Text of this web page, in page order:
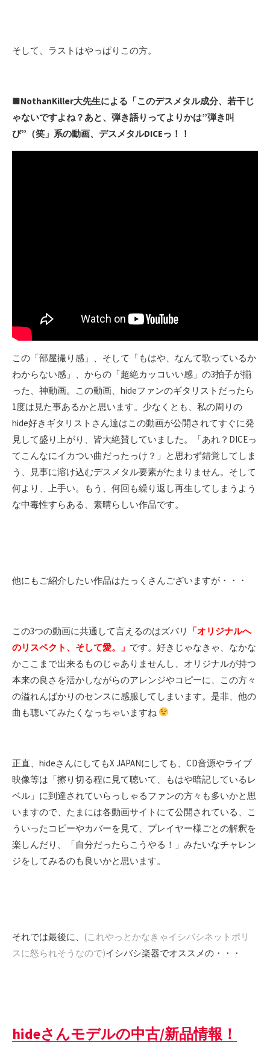
そして、ラストはやっぱりこの方。
■NothanKiller大先生による「このデスメタル成分、若干じ
ゃないですよね？あと、弾き語りってよりかは”弾き叫
び”（笑」系の動画、デスメタルDICEっ！！
この「部屋撮り感」、そして「もはや、なんて歌っているか
わからない感」、からの「超絶カッコいい感」の3拍子が揃
った、神動画。この動画、hideファンのギタリストだったら
1度は見た事あるかと思います。少なくとも、私の周りの
hide好きギタリストさん達はこの動画が公開されてすぐに発
見して盛り上がり、皆大絶賛していました。「あれ？DICEっ
てこんなにイカつい曲だったっけ？」と思わず錯覚してしま
う、見事に溶け込むデスメタル要素がたまりません。そして
何より、上手い。もう、何回も繰り返し再生してしまうよう
な中毒性すらある、素晴らしい作品です。
他にもご紹介したい作品はたっくさんございますが・・・
この3つの動画に共通して言えるのはズバリ
「オリジナルへ
のリスペクト、そして愛。」 です。好きじゃなきゃ、なかな
かここまで出来るものじゃありませんし、オリジナルが持つ
本来の良さを活かしながらのアレンジやコピーに、この方々
の溢れんばかりのセンスに感服してしまいます。是非、他の
曲も聴いてみたくなっちゃいますね
正直、hideさんにしてもX JAPANにしても、CD音源やライブ
映像等は「擦り切る程に見て聴いて、もはや暗記しているレ
ベル」に到達されていらっしゃるファンの方々も多いかと思
いますので、たまには各動画サイトにて公開されている、こ
ういったコピーやカバーを見て、プレイヤー様ごとの解釈を
楽しんだり、「自分だったらこうやる！」みたいなチャレン
ジをしてみるのも良いかと思います。
それでは最後に、 (これやっとかなきゃイシバシネットポリ
スに怒られそうなので)イシバシ楽器でオススメの・・・
hideさんモデルの中古/新品情報！